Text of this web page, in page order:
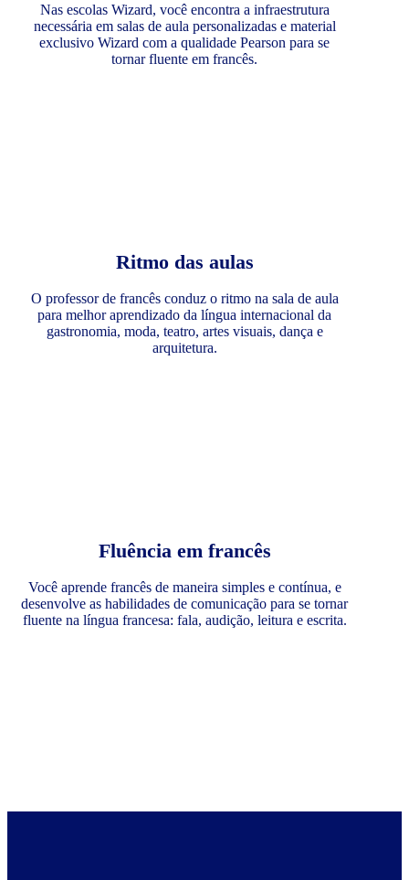
Nas escolas Wizard, você encontra a infraestrutura
necessária em salas de aula personalizadas e material
exclusivo Wizard com a qualidade Pearson para se
tornar fluente em francês.
Ritmo das aulas
O professor de francês conduz o ritmo na sala de aula
para melhor aprendizado da língua internacional da
gastronomia, moda, teatro, artes visuais, dança e
arquitetura.
Fluência em francês
Você aprende francês de maneira simples e contínua, e
desenvolve as habilidades de comunicação para se tornar
fluente na língua francesa: fala, audição, leitura e escrita.